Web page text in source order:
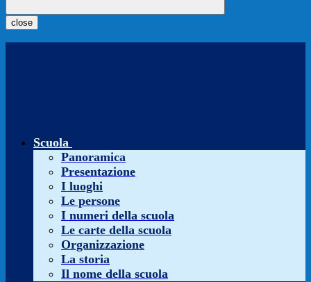
close
Scuola
Panoramica
Presentazione
I luoghi
Le persone
I numeri della scuola
Le carte della scuola
Organizzazione
La storia
Il nome della scuola